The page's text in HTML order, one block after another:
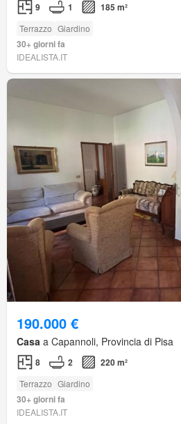
9 1 185 m²
Terrazzo Giardino
30+ giorni fa
IDEALISTA.IT
190.000 €
Casa a Capannoli, Provincia di Pisa
8 2 220 m²
Terrazzo Giardino
30+ giorni fa
IDEALISTA.IT